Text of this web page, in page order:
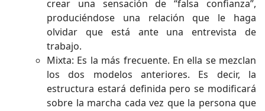
crear una sensación de “falsa confianza”,
produciéndose una relación que le haga
olvidar que está ante una entrevista de
trabajo.
Mixta: Es la más frecuente. En ella se mezclan
los dos modelos anteriores. Es decir, la
estructura estará definida pero se modificará
sobre la marcha cada vez que la persona que